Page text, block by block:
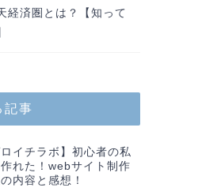
経済圏とは？【知って
記事
ロイチラボ】初心者の私
れた！webサイト制作
内容と感想！